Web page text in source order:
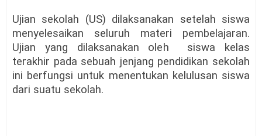
Ujian sekolah (US) dilaksanakan setelah siswa
menyelesaikan seluruh materi pembelajaran.
Ujian yang dilaksanakan oleh
siswa kelas
terakhir pada sebuah jenjang pendidikan sekolah
ini berfungsi untuk menentukan kelulusan siswa
dari suatu sekolah.